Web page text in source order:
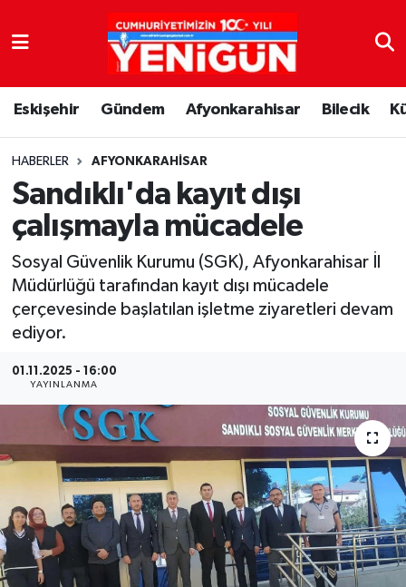
Eskişehir Gündem Afyonkarahisar Bilecik
HABERLER AFYONKARAHISAR
Sandıklı'da kayıt dışı
çalışmayla mücadele
Sosyal Güvenlik Kurumu (SGK), Afyonkarahisar İl
Müdürlüğü tarafından kayıt dışı mücadele
çerçevesinde başlatılan işletme ziyaretleri devam
ediyor.
01.11.2025 - 16:00
YAYINLANMA
Nöbetçi Eczaneler
Hava Durumu
Trafik Durumu
Süper Lig Puan Durumu ve Fikstür
Tüm Manşetler
Son Dakika Haberleri